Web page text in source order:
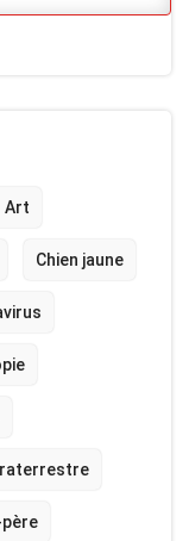
Art
Chien jaune